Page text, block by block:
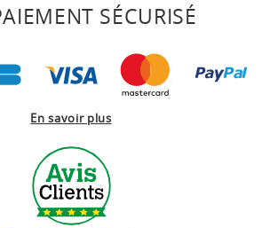
SÉCURISÉ
En savoir plus